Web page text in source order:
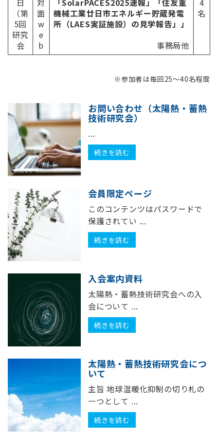
⽇
（第
5回
研究
会
対
⾯
w
e
b
「SolarPACES2025速報」「住友重
機械⼯業廿⽇市エネルギー貯蔵発電
所（LAES実証施設）の⾒学報告」」
事務局他
4
名
※参加者は毎回25～40名程度
お問い合わせ（太陽熱・蓄熱
技術研究会）
...
続きを読む
会員限定ページ
このコンテンツはパスワードで
保護されてい ...
続きを読む
入会案内資料
太陽熱・蓄熱技術研究会への入
会について ...
続きを読む
太陽熱・蓄熱技術研究会につ
いて
主旨 地球温暖化抑制の切り札の
一つとして ...
続きを読む